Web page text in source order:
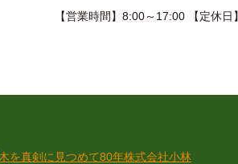
【営業時間】8:00～17:00 【定休